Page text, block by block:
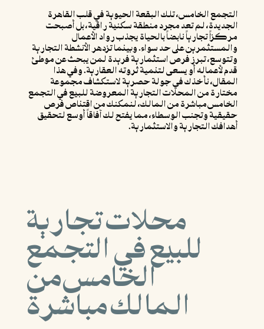
التجمع الخامس، تلك البقعة الحيوية في قلب القاهرة
الجديدة، لم تعد مجرد منطقة سكنية راقية، بل أصبحت
مركزاً تجارياً نابضاً بالحياة يجذب رواد الأعمال
والمستثمرين على حد سواء. وبينما تزدهر الأنشطة التجارية
وتتوسع، تبرز فرص استثمارية فريدة لمن يبحث عن موطئ
قدم لأعماله أو يسعى لتنمية ثروته العقارية. وفي هذا
المقال، نأخذك في جولة حصرية لاستكشاف مجموعة
مختارة من المحلات التجارية المعروضة للبيع في التجمع
الخامس مباشرة من المالك، لنمكنك من اقتناص فرص
حقيقية وتجنب الوسطاء، مما يفتح لك آفاقاً أوسع لتحقيق
أهدافك التجارية والاستثمارية.
محلات تجارية
للبيع في التجمع
الخامس من
المالك مباشرة